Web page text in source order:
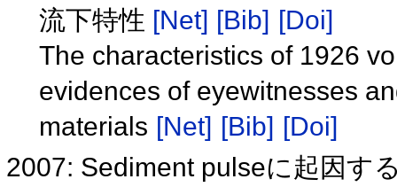
流下特性 [Net] [Bib] [Doi]
The characteristics of 1926
evidences of eyewitnesses
materials [Net] [Bib] [Doi]
2007: Sediment pulseに起因す